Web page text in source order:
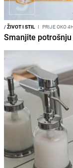
/ŽIVOT I STIL I PRIJE OKO
Smanjite